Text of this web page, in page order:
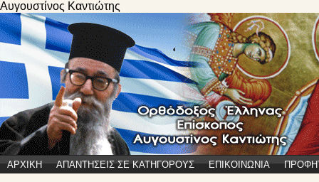
Αυγουστίνος Καντιώτης
ΑΡΧΙΚΗ ΑΠΑΝΤΗΣΕΙΣ ΣΕ ΚΑΤΗΓΟΡΟΥΣ ΕΠΙΚΟΙΝΩΝΙΑ